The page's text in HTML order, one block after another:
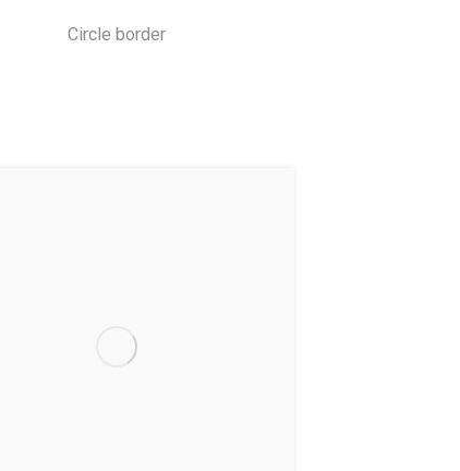
Circle border